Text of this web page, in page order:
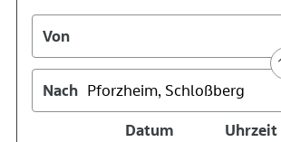
Menü Menü